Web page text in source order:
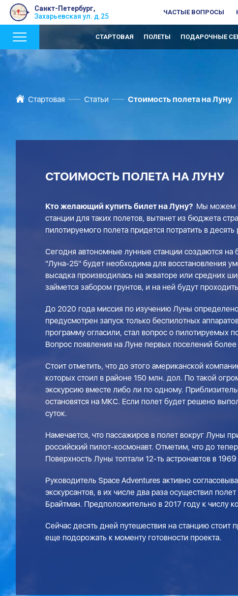
Санкт-Петербург,
Захарьевская ул. д.25
ЧАСТЫЕ ВОПРОСЫ
СТАРТОВАЯ ПОЛЕТЫ ПОДАРОЧНЫЕ
Стартовая Статьи Стоимость полета на Луну
СТОИМОСТЬ ПОЛЕТА НА ЛУНУ
Кто желающий купить билет на Луну? Мы можем
станции для таких полетов, вытянет из бюджета
пилотируемого полета придется потратить в
Сегодня автономные лунные станции создаются
"Луна-25" будет необходима для восстановления
высадка производилась на экваторе или средних
займется забором грунтов, и на ней будут
До 2020 года миссия по изучению Луны
предусмотрен запуск только беспилотных
программу огласили, стал вопрос о пилотируемых
Вопрос появления на Луне первых поселений
Стоит отметить, что до этого американской
которых стоил в районе 150 млн. дол. По такой
экскурсию вместе либо ли по одному.
остановятся на МКС. Если полет будет решено
суток.
Намечается, что пассажиров в полет вокруг Луны
российский пилот-космонавт. Отметим, что до
Поверхность Луны топтали 12-ть астронавтов в
Руководитель Space Adventures активно
экскурсантов, в их числе два раза осуществил
Брайтман. Предположительно в 2017 году к числу
Сейчас десять дней путешествия на станцию стоит
еще подорожать к моменту готовности проекта.